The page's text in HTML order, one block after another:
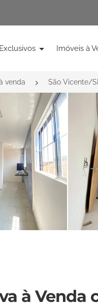
Imóveis à
venda São Vicente/
à Venda